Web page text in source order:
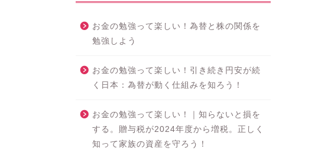
お金の勉強って楽しい！為替と株の関係を
勉強しよう
お金の勉強って楽しい！引き続き円安が続
く日本：為替が動く仕組みを知ろう！
お金の勉強って楽しい！｜知らないと損を
する。贈与税が2024年度から増税。正しく
知って家族の資産を守ろう！